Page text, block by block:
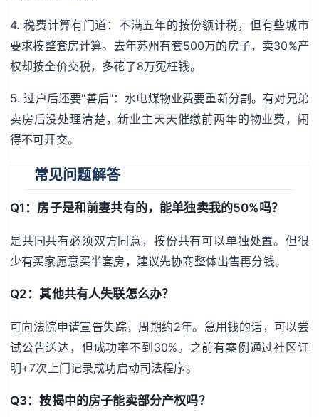
4. 税费计算有门道：不满五年的按份额计税，但有些城市
要求按整套房计算。去年苏州有套500万的房子，卖30%产
权却按全价交税，多花了8万冤枉钱。
5. 过户后还要"善后"：水电煤物业费要重新分割。有对兄弟
卖房后没处理清楚，新业主天天催缴前两年的物业费，闹
得不可开交。
常见问题解答
Q1：房子是和前妻共有的，能单独卖我的50%吗？
是共同共有必须双方同意，按份共有可以单独处置。但很
少有买家愿意买半套房，建议先协商整体出售再分钱。
Q2：其他共有人失联怎么办？
可向法院申请宣告失踪，周期约2年。急用钱的话，可以尝
试公告送达，但成功率不到30%。之前有案例通过社区证
明+7次上门记录成功启动司法程序。
Q3：按揭中的房子能卖部分产权吗？